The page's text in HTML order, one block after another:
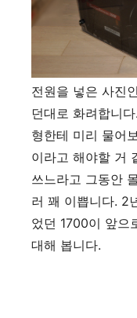
전원을 넣은 사진
던대로 화려합니
형한테 미리 물어
이라고 해야할 거
쓰느라고 그동안
러 꽤 이쁩니다. 2
었던 1700이 앞으
대해 봅니다.